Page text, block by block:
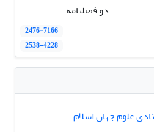
دو فصلنامه
2476-7166
2538-4228